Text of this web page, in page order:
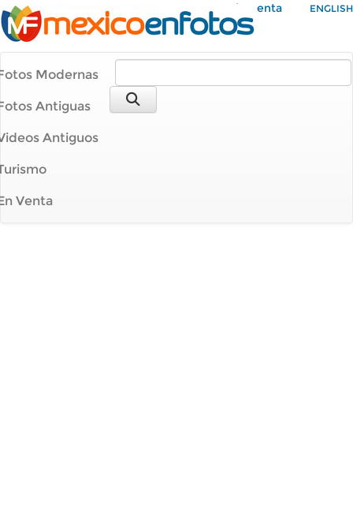
Mi Cuenta ENGLISH
Modernas
Antiguas
Antiguos
Venta